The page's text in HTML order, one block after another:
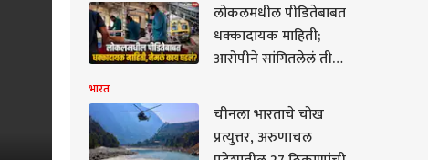
लोकलमधील पीडितेबाबत
धक्कादायक माहिती;
आरोपीने सांगितलेलं ती
तपासातून सगळं आलं समोर!
भारत
चीनला भारताचे चोख
प्रत्युत्तर, अरुणाचल